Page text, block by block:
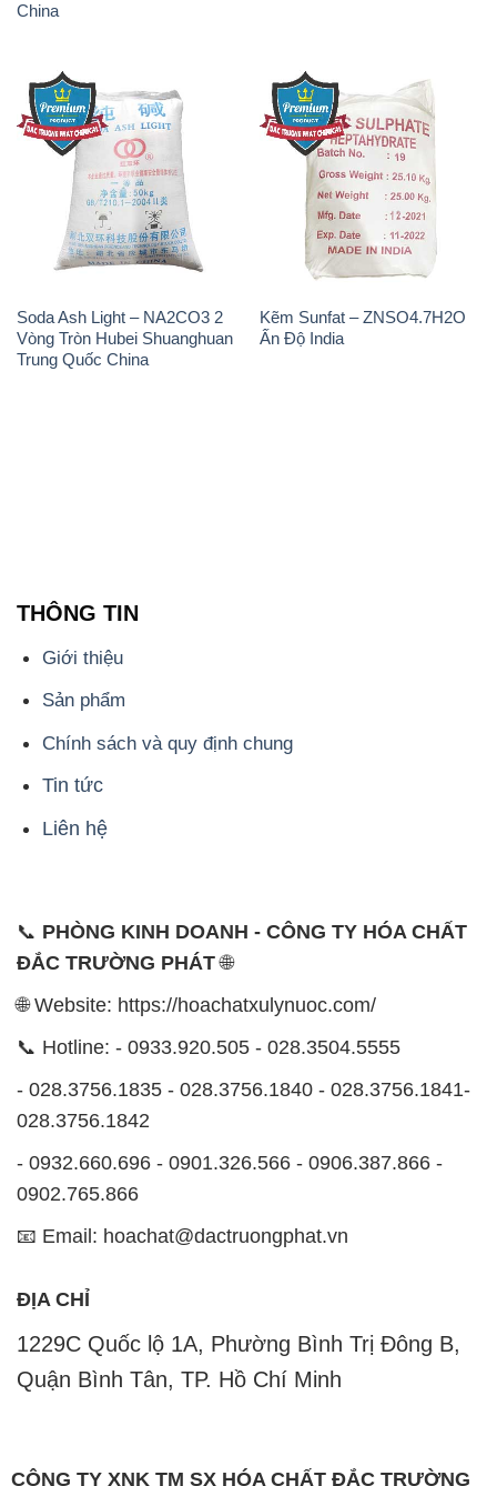
China
Soda Ash Light – NA2CO3 2
Vòng Tròn Hubei Shuanghuan
Trung Quốc China
Kẽm Sunfat – ZNSO4.7H2O
Ấn Độ India
THÔNG TIN
Giới thiệu
Sản phẩm
Chính sách và quy định chung
Tin tức
Liên hệ
📞 PHÒNG KINH DOANH - CÔNG TY HÓA CHẤT
ĐẮC TRƯỜNG PHÁT🌐
🌐 Website: https://hoachatxulynuoc.com/
📞 Hotline: - 0933.920.505 - 028.3504.5555
- 028.3756.1835 - 028.3756.1840 - 028.3756.1841-
028.3756.1842
- 0932.660.696 - 0901.326.566 - 0906.387.866 -
0902.765.866
📧 Email: hoachat@dactruongphat.vn
ĐỊA CHỈ
1229C Quốc lộ 1A, Phường Bình Trị Đông B,
Quận Bình Tân, TP. Hồ Chí Minh
CÔNG TY XNK TM SX HÓA CHẤT ĐẮC TRƯỜNG